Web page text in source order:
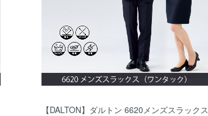
【DALTON】ダルトン 6620メンズスラックス